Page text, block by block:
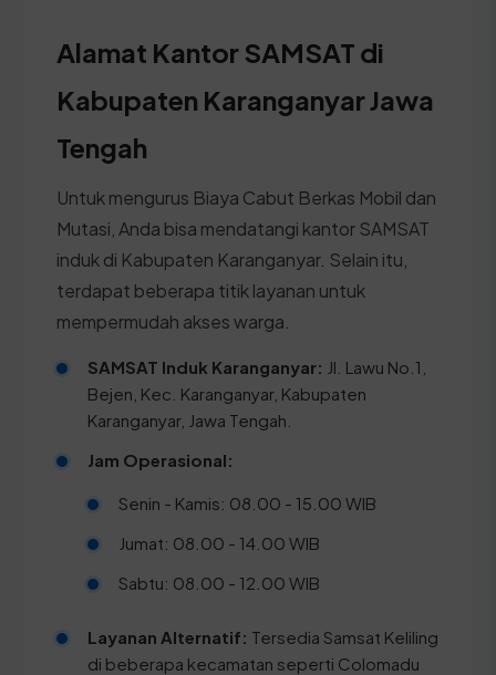
Alamat Kantor SAMSAT di
Kabupaten Karanganyar Jawa
Tengah
Untuk mengurus Biaya Cabut Berkas Mobil dan
Mutasi, Anda bisa mendatangi kantor SAMSAT
induk di Kabupaten Karanganyar. Selain itu,
terdapat beberapa titik layanan untuk
mempermudah akses warga.
SAMSAT Induk Karanganyar: Jl. Lawu No.1,
Bejen, Kec. Karanganyar, Kabupaten
Karanganyar, Jawa Tengah.
Jam Operasional:
Senin - Kamis: 08.00 - 15.00 WIB
Jumat: 08.00 - 14.00 WIB
Sabtu: 08.00 - 12.00 WIB
Layanan Alternatif: Tersedia Samsat Keliling
di beberapa kecamatan seperti Colomadu